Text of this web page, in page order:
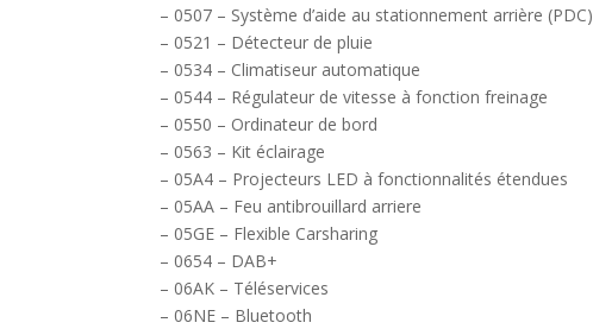
– 0507 – Système d’aide au stationnement arrière (PDC)
– 0521 – Détecteur de pluie
– 0534 – Climatiseur automatique
– 0544 – Régulateur de vitesse à fonction freinage
– 0550 – Ordinateur de bord
– 0563 – Kit éclairage
– 05A4 – Projecteurs LED à fonctionnalités étendues
– 05AA – Feu antibrouillard arriere
– 05GE – Flexible Carsharing
– 0654 – DAB+
– 06AK – Téléservices
– 06NE – Bluetooth